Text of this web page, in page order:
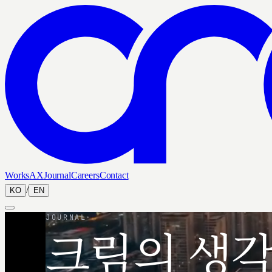
WorksAXJournalCareersContact
KO / EN
JOURNAL
크림의 생